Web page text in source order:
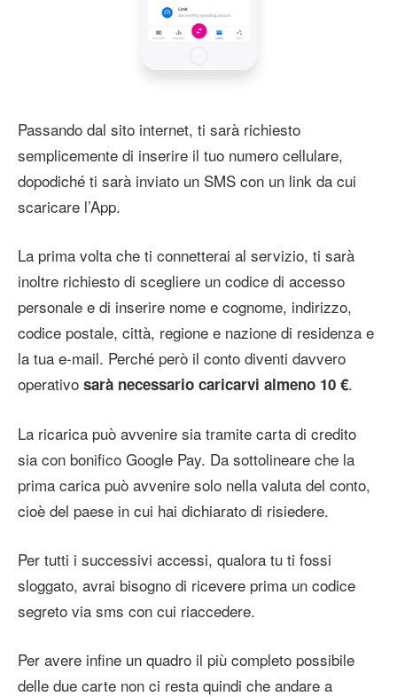
Passando dal sito internet, ti sarà richiesto
semplicemente di inserire il tuo numero cellulare,
dopodiché ti sarà inviato un SMS con un link da cui
scaricare l’App.
La prima volta che ti connetterai al servizio, ti sarà
inoltre richiesto di scegliere un codice di accesso
personale e di inserire nome e cognome, indirizzo,
codice postale, città, regione e nazione di residenza e
la tua e-mail. Perché però il conto diventi davvero
operativo sarà necessario caricarvi almeno 10 €.
La ricarica può avvenire sia tramite carta di credito
sia con bonifico Google Pay. Da sottolineare che la
prima carica può avvenire solo nella valuta del conto,
cioè del paese in cui hai dichiarato di risiedere.
Per tutti i successivi accessi, qualora tu ti fossi
sloggato, avrai bisogno di ricevere prima un codice
segreto via sms con cui riaccedere.
Per avere infine un quadro il più completo possibile
delle due carte non ci resta quindi che andare a